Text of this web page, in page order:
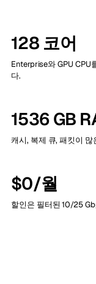
128 코어
Enterprise와 GPU CPU
다.
1536 GB
캐시, 복제 큐, 패킷이
$0/월
할인은 필터된 10/25